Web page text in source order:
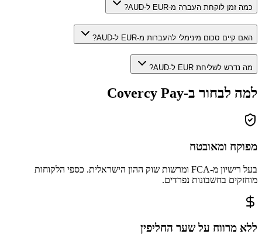
כמה זמן לוקחת העברה מ-EUR ל-AUD?
האם קיים סכום מינימלי להעברות מ-EUR ל-AUD?
מה נדרש לשליחת EUR ל-AUD?
למה לבחור ב-Covercy Pay
מפוקח ומאובטח
בעל רישיון מ-FCA ומרשות שוק ההון הישראלית. כספי הלקוחות
מוחזקים בחשבונות נפרדים.
ללא מרווח על שער החליפין